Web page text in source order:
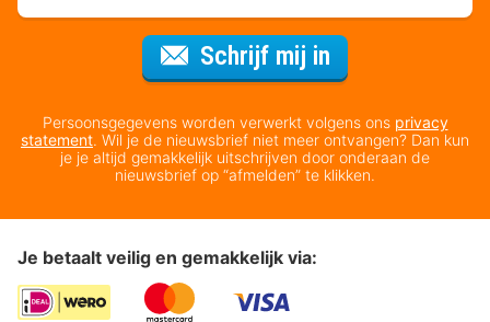
Schrijf mij in
Persoonsgegevens worden verwerkt volgens ons privacy
statement. Wil je de nieuwsbrief niet meer ontvangen? Dan kun
je je altijd gemakkelijk uitschrijven door onderaan de
nieuwsbrief op “afmelden” te klikken.
Je betaalt veilig en gemakkelijk via: